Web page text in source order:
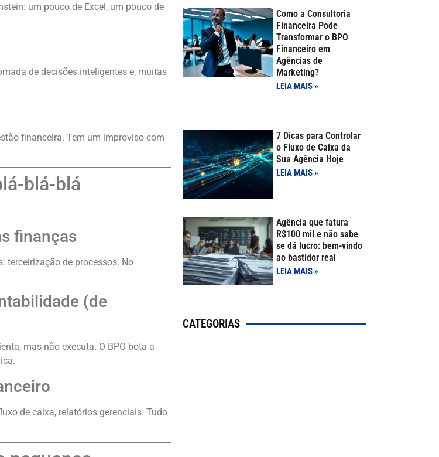
um pouco de Excel, um pouco de
de decisões inteligentes e, muitas
financeira. Tem um improviso com
blá-blá
finanças
terceirização de processos. No
(de
mas não executa. O BPO bota a
de caixa, relatórios gerenciais. Tudo
Como a Consultoria
Financeira Pode
Transformar o BPO
Financeiro em
Agências de
Marketing?
LEIA MAIS »
7 Dicas para Controlar
o Fluxo de Caixa da
Sua Agência Hoje
LEIA MAIS »
Agência que fatura
R$100 mil e não sabe
se dá lucro: bem-vindo
ao bastidor real
LEIA MAIS »
CATEGORIAS